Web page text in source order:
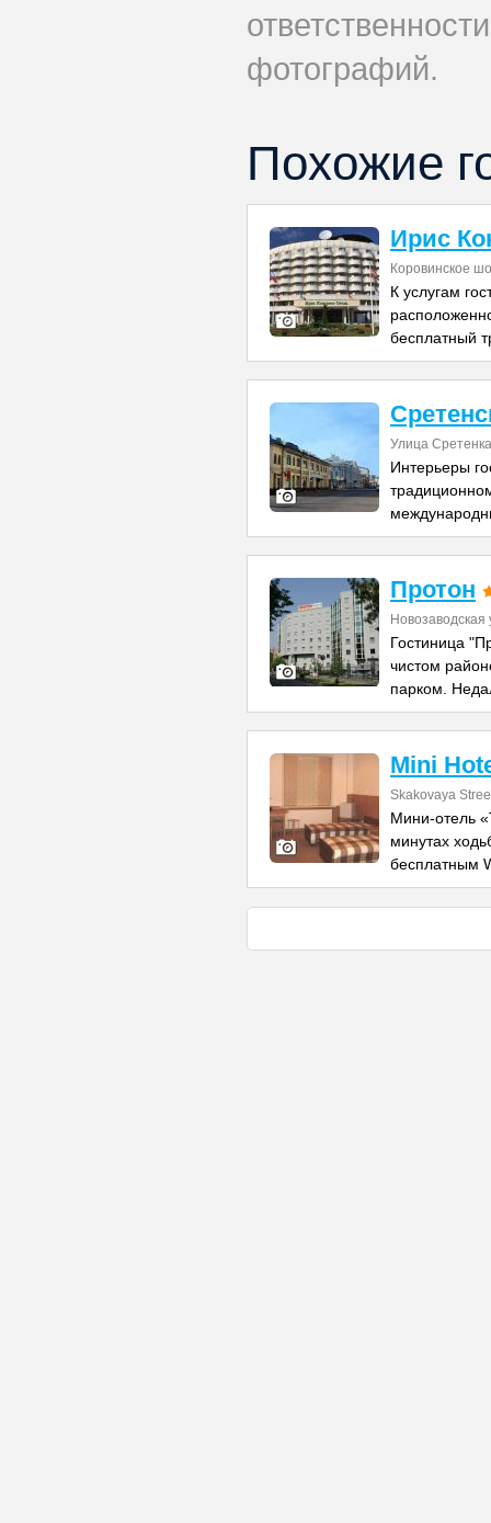
фотографий.
Похожие
Ирис
Коровинское
К услугам
бесплатный
Улица
Интерьеры
Протон
Новозаводская
Гостиница
чистом
парком.
Mini
Skakovaya
Мини-отель
минутах
бесплатным